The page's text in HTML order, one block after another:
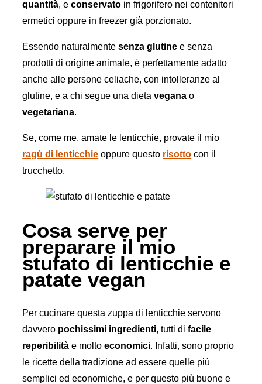
quantità, econservato in frigorifero nei contenitori
ermetici oppure in freezer già porzionato.
Essendo naturalmentesenza glutine e senza
prodotti di origine animale, è perfettamente adatto
anche alle persone celiache, con intolleranze al
glutine, e a chi segue una dietaveganao
vegetariana.
Se, come me, amate le lenticchie, provate il mio
ragù di lenticchie oppure questo risotto con il
trucchetto.
Cosa serve per
preparare il mio
stufato di lenticchie e
patate vegan
Per cucinare questa zuppa di lenticchie servono
davvero pochissimi ingredienti, tutti difacile
reperibilitàe moltoeconomici. Infatti, sono proprio
le ricette della tradizione ad essere quelle più
semplici ed economiche, e per questo più buone e